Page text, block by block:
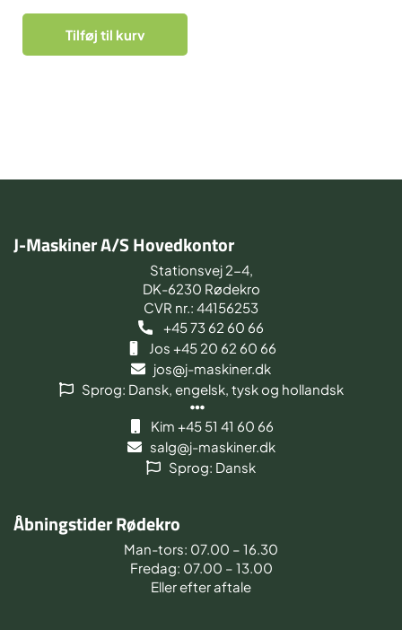
Tilføj til kurv
J-Maskiner A/S Hovedkontor
Stationsvej 2-4,
DK-6230 Rødekro
CVR nr.: 44156253
+45 73 62 60 66
Jos +45 20 62 60 66
jos@j-maskiner.dk
Sprog: Dansk, engelsk, tysk og hollandsk
Kim +45 51 41 60 66
salg@j-maskiner.dk
Sprog: Dansk
Åbningstider Rødekro
Man-tors: 07.00 – 16.30
Fredag: 07.00 – 13.00
Eller efter aftale